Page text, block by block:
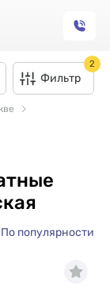
Фильтр
2
По популярности